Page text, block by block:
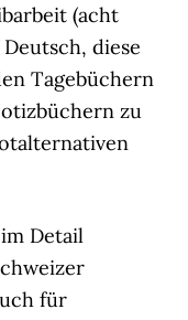
(acht
diese
Tagebüchern
zu
Detail
für